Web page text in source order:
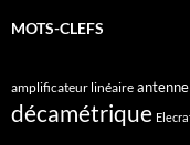
MOTS-CLEFS
amplificateur linéaire antenne
décamétrique